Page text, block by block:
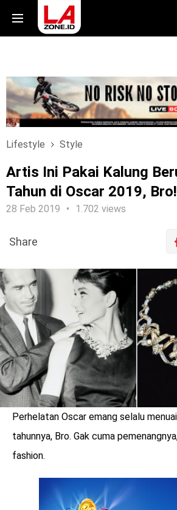
Lifestyle Style
Artis Ini Pakai Kalung
Tahun di Oscar 2019, Bro!
28 Feb 2019 1.702 views
benefit
Share
Perhelatan Oscar emang selalu
tahunnya, Bro. Gak cuma
fashion.